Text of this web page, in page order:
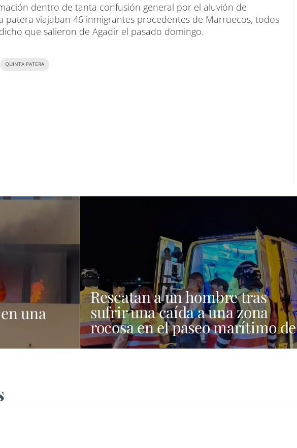
dentro de tanta confusión general por el aluvión de
patera viajaban 46 inmigrantes procedentes de Marruecos, todos
que salieron de Agadir el pasado domingo.
QUINTA PATERA
una
Rescatan a un hombre tras
sufrir una caída a una zona
rocosa en el paseo marítimo de
Playa Blanca